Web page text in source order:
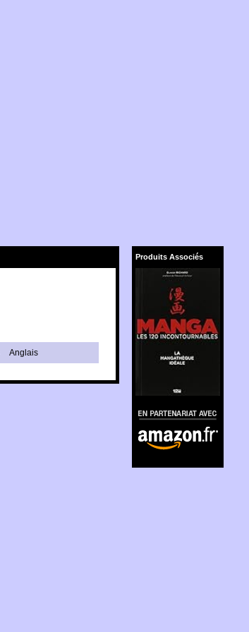
Produits Associés
En partenariat avec
Amazon.fr
Anglais